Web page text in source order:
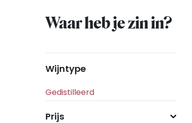
Waar heb je zin in?
Wijntype
Prijs